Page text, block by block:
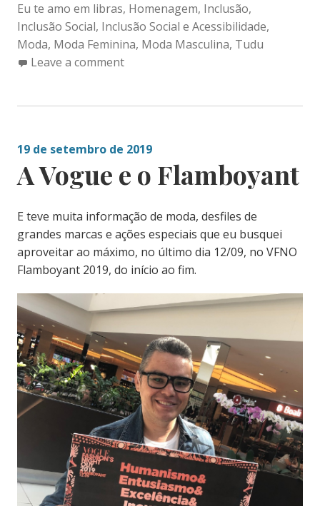
Eu te amo em libras, Homenagem, Inclusão,
Inclusão Social, Inclusão Social e Acessibilidade,
Moda, Moda Feminina, Moda Masculina, Tudu
Leave a comment
19 de setembro de 2019
A Vogue e o Flamboyant
E teve muita informação de moda, desfiles de
grandes marcas e ações especiais que eu busquei
aproveitar ao máximo, no último dia 12/09, no VFNO
Flamboyant 2019, do início ao fim.